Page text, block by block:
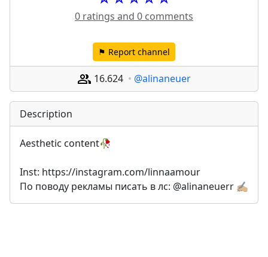
0 ratings and 0 comments
⚑ Report channel
16.624 @alinaneuer
Description
Aesthetic content🥀
Inst: https://instagram.com/linnaamour
По поводу рекламы писать в лс: @alinaneuerr ✍🏼